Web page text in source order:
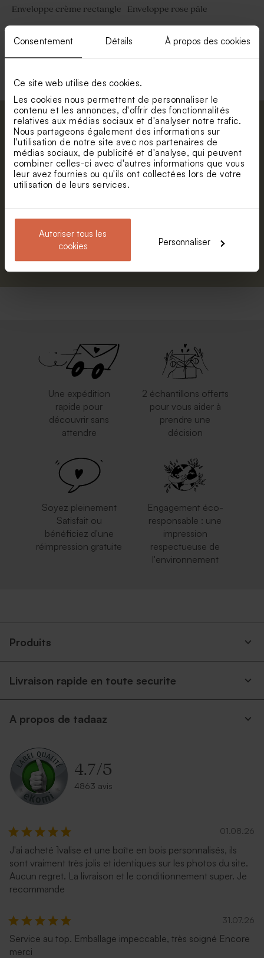
Consentement Détails À propos des cookies
Ce site web utilise des cookies.
Les cookies nous permettent de personnaliser le
contenu et les annonces, d'offrir des fonctionnalités
relatives aux médias sociaux et d'analyser notre trafic.
Nous partageons également des informations sur
l'utilisation de notre site avec nos partenaires de
médias sociaux, de publicité et d'analyse, qui peuvent
combiner celles-ci avec d'autres informations que vous
leur avez fournies ou qu'ils ont collectées lors de votre
utilisation de leurs services.
Autoriser tous les
cookies
Personnaliser
Enveloppe crème rectangle Enveloppe rose pâle
Voir toute la collection Enveloppe
Abonnez-vous à la newsletter et restez
informé. Petite surprise : bénéficiez de 5%
de réduction.
Prénom
Une expédition
rapide pour
découvrir sans
attendre
2 échantillons offerts
pour vous aider à
prendre une
décision
Soyez pleinement
Satisfait ou
bénéficiez d'une
réimpression gratuite
Engagement éco-
responsable : une
impression
respectueuse de
l'environnement
Produits
Livraison rapide en toute securite
A propos de tadaaz
4.7/5
4863 avis
01.08.26
J'ai acheté 1valise et une boîte en bois personnalisés, ils
sont vraiment très jolis et identiques sur les photos du site.
Aucun regret. La livraison et le conditionnement super. Je
recommande
31.07.26
Service au top. Emballage impeccable, très soigné Encore
merci